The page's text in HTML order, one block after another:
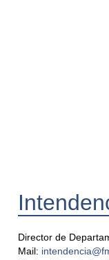
Director de
Mail: